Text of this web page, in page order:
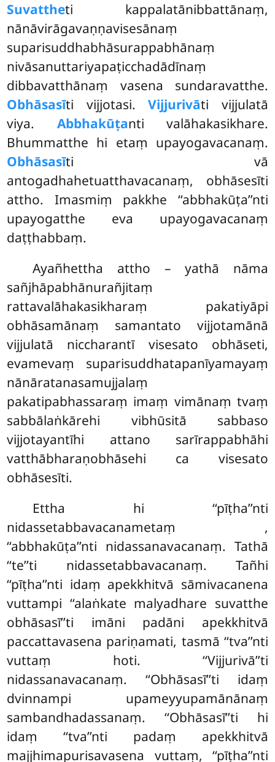
Suvattheti kappalatānibbattānaṃ,
nānāvirāgavaṇṇavisesānaṃ
suparisuddhabhāsurappabhānaṃ
nivāsanuttariyapaṭicchadādīnaṃ
dibbavatthānaṃ vasena sundaravatthe.
Obhāsasīti vijjotasi.Vijjurivāti vijjulatā
viya. Abbhakūṭanti valāhakasikhare.
Bhummatthe hi etaṃ upayogavacanaṃ.
Obhāsasīti vā
antogadhahetuatthavacanaṃ, obhāsesīti
attho. Imasmiṃ pakkhe ‘‘abbhakūṭa’’nti
upayogatthe eva upayogavacanaṃ
daṭṭhabbaṃ.
Ayañhettha attho – yathā nāma
sañjhāpabhānurañjitaṃ
rattavalāhakasikharaṃ pakatiyāpi
obhāsamānaṃ samantato vijjotamānā
vijjulatā niccharantī visesato obhāseti,
evamevaṃ suparisuddhatapanīyamayaṃ
nānāratanasamujjalaṃ
pakatipabhassaraṃ imaṃ vimānaṃ tvaṃ
sabbālaṅkārehi vibhūsitā sabbaso
vijjotayantīhi attano sarīrappabhāhi
vatthābharaṇobhāsehi ca visesato
obhāsesīti.
Ettha hi ‘‘pīṭha’’nti
nidassetabbavacanametaṃ ,
‘‘abbhakūṭa’’nti nidassanavacanaṃ. Tathā
‘‘te’’ti nidassetabbavacanaṃ. Tañhi
‘‘pīṭha’’nti idaṃ apekkhitvā sāmivacanena
vuttampi ‘‘alaṅkate malyadhare suvatthe
obhāsasī’’ti imāni padāni apekkhitvā
paccattavasena pariṇamati, tasmā ‘‘tva’’nti
vuttaṃ hoti. ‘‘Vijjurivā’’ti
nidassanavacanaṃ. ‘‘Obhāsasī’’ti idaṃ
dvinnampi upameyyupamānānaṃ
sambandhadassanaṃ. ‘‘Obhāsasī’’ti hi
idaṃ ‘‘tva’’nti padaṃ apekkhitvā
majjhimapurisavasena vuttaṃ, ‘‘pīṭha’’nti